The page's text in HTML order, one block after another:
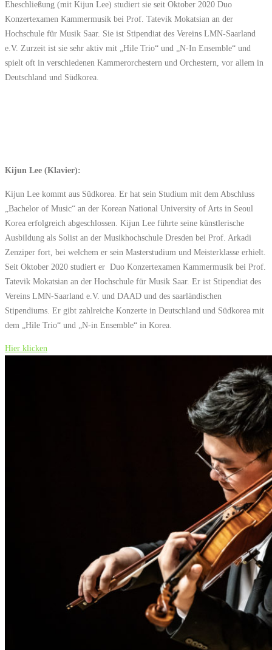
Eheschließung (mit Kijun Lee) studiert sie seit Oktober 2020 Duo
Konzertexamen Kammermusik bei Prof. Tatevik Mokatsian an der
Hochschule für Musik Saar. Sie ist Stipendiat des Vereins LMN-Saarland
e.V. Zurzeit ist sie sehr aktiv mit „Hile Trio“ und „N-In Ensemble“ und
spielt oft in verschiedenen Kammerorchestern und Orchestern, vor allem in
Deutschland und Südkorea.
Kijun Lee (Klavier):
Kijun Lee kommt aus Südkorea. Er hat sein Studium mit dem Abschluss
„Bachelor of Music“ an der Korean National University of Arts in Seoul
Korea erfolgreich abgeschlossen. Kijun Lee führte seine künstlerische
Ausbildung als Solist an der Musikhochschule Dresden bei Prof. Arkadi
Zenziper fort, bei welchem er sein Masterstudium und Meisterklasse erhielt.
Seit Oktober 2020 studiert er Duo Konzertexamen Kammermusik bei Prof.
Tatevik Mokatsian an der Hochschule für Musik Saar. Er ist Stipendiat des
Vereins LMN-Saarland e.V. und DAAD und des saarländischen
Stipendiums. Er gibt zahlreiche Konzerte in Deutschland und Südkorea mit
dem „Hile Trio“ und „N-in Ensemble“ in Korea.
Hier klicken